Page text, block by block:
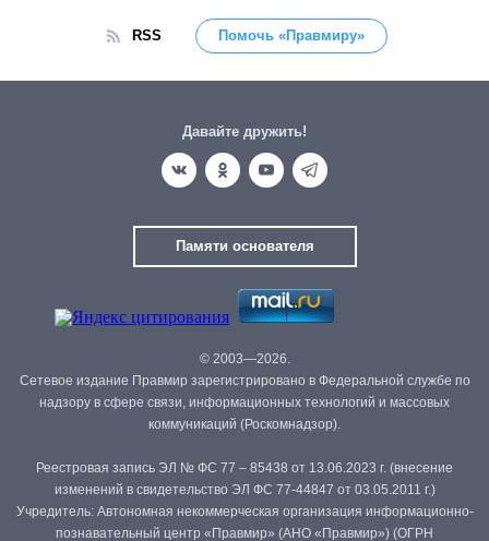
RSS Помочь «Правмиру»
Давайте дружить!
Памяти основателя
© 2003—2026.
Сетевое издание Правмир зарегистрировано в Федеральной службе по
надзору в сфере связи, информационных технологий и массовых
коммуникаций (Роскомнадзор).
Реестровая запись ЭЛ № ФС 77 – 85438 от 13.06.2023 г. (внесение
изменений в свидетельство ЭЛ ФС 77-44847 от 03.05.2011 г.)
Учредитель: Автономная некоммерческая организация информационно-
познавательный центр «Правмир» (АНО «Правмир») (ОГРН